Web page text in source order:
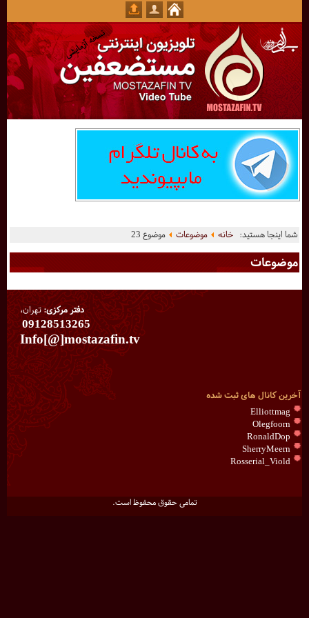
شما اینجا هستید:خانه موضوعات موضوع 23
موضوعات
دفتر مرکزی:تهران،
09128513265
Info[@]mostazafin.tv
آخرین کانال های ثبت شده
Elliottmag
Olegfoorn
RonaldDop
SherryMeern
Rosserial_Viold
تمامی حقوق محفوظ است.